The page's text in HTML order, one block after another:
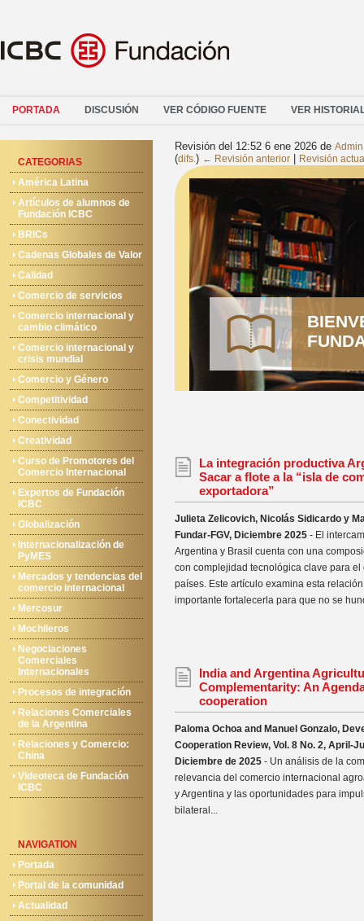
PORTADA DISCUSIÓN VER CÓDIGO FUENTE VER
CATEGORIAS
América Latina
Artículos de alumnos de
Fundación ICBC
BRICs
Cadenas Globales de Valor
Calidad
Comercio de servicios
Comercio internacional y
cambio climático
Comercio internacional y
crisis mundial
Comercio y Género
Competitividad
Conectividad
Creatividad
Curso de Promotores del
Comercio Internacional
Expertos de Fundación
ICBC
Globalización
Internacionalización de
PyMES
Mercados y tendencias del
comercio internacional
Mercosur
Mochileros
Negociaciones
Comerciales
Internacionales
Procesos de integración
Relaciones Comerciales
de la Argentina
Relaciones y Comercio:
China
Videoteca de Fundación
ICBC
NAVIGATION
Portada
Portal de la comunidad
Actualidad
Revisión del 12:52 6 ene 2026 de Admin
(difs.) ← Revisión anterior Revisión
La integración productiva
Sacar a flote a la “isla de
exportadora”
Julieta Zelicovich, Nicolás Sidicardo y
Fundar-FGV, Diciembre 2025 - El
Argentina y Brasil cuenta con una
con complejidad tecnológica clave para
países. Este artículo examina esta
importante fortalecerla para que no se
India and Argentina
Complementarity: An
cooperation
Paloma Ochoa and Manuel Gonzalo,
Cooperation Review, Vol. 8 No. 2, April-
Diciembre de 2025 - Un análisis de la
relevancia del comercio internacional
y Argentina y las oportunidades para
bilateral...